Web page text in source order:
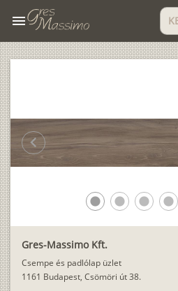
menu
Gres-Massimo Kft.
Csempe és padlólap üzlet
1161 Budapest, Csömöri út 38.
lens lens lens lens
chevron_left